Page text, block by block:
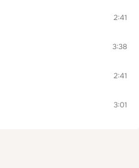
2:41
3:38
2:41
3:01